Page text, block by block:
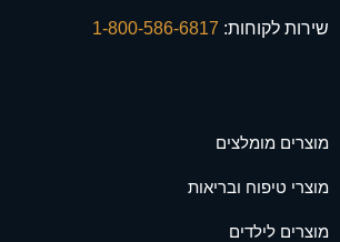
שירות לקוחות:
מוצרים מומלצים
מוצרי טיפוח ובריאות
מוצרים לילדים